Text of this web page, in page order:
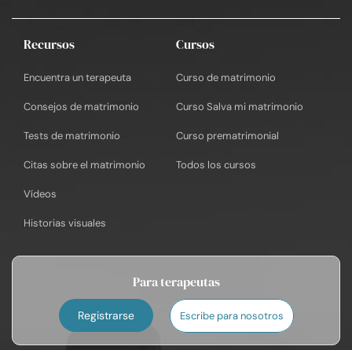
Recursos
Encuentra un terapeuta
Consejos de matrimonio
Tests de matrimonio
Citas sobre el matrimonio
Vídeos
Historias visuales
Cursos
Curso de matrimonio
Curso Salva mi matrimonio
Curso prematrimonial
Todos los cursos
Para terapeutas
Registrarse Escribe para nosotros